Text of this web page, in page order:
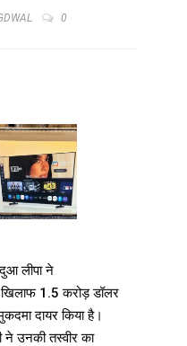
0
दुआ लीपा ने
1.5 करोड़ डॉलर
दायर किया है।
ने उनकी तस्वीर का